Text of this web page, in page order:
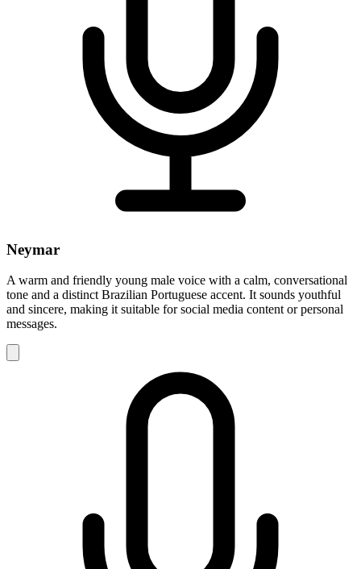
Neymar
A warm and friendly young male voice with a calm, conversational
tone and a distinct Brazilian Portuguese accent. It sounds youthful
and sincere, making it suitable for social media content or personal
messages.